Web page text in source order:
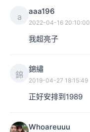
a
aaa196
2022-04-16 20:10:00
我超亮子
錦
錦繡
2019-04-27 18:15:49
正好安排到1989
Whoareuuu